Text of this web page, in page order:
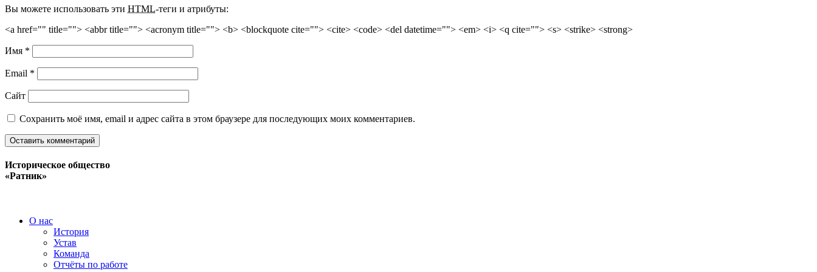
Вы можете использовать эти HTML-теги и атрибуты:
<a href="" title=""> <abbr title=""> <acronym title=""> <b> <blockquote cite=""> <cite> <code> <del datetime=""> <em> <i> <q cite=""> <s> <strike> <strong>
Имя *
Email *
Сайт
Сохранить моё имя, email и адрес сайта в этом браузере для последующих моих комментариев.
Историческое общество
«Ратник»
О нас
История
Устав
Команда
Отчёты по работе